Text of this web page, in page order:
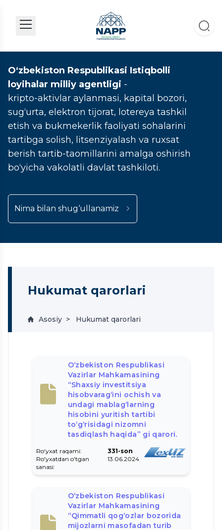
O‘zbekiston Respublikasi Istiqbolli
loyihalar milliy agentligi -
kripto-aktivlar aylanmasi, kapital bozori,
sug‘urta, elektron tijorat, lotereya tashkil
etish va bukmekerlik faoliyati sohalarini
tartibga solish, litsenziyalash va ruxsat
berish tartib-taomillarini amalga oshirish
bo‘yicha vakolatli davlat tashkiloti.
Nima bilan shug‘ullanamiz
Hukumat qarorlari
Asosiy Hukumat qarorlari
O‘zbekiston Respublikasi
Vazirlar Mahkamasining
“Shaxsiy investitsiya
hisobvarag‘ini ochish va
undagi mablag‘larning
hisobini yuritish tartibi
to‘g‘risidagi nizomni
tasdiqlash haqida” gi qarori.
Ro‘yxat raqami:
331-son
Ro'yxatdan o'tgan
sanasi:
13.06.2024
O‘zbekiston Respublikasi
Vazirlar Mahkamasining
“Qimmatli qog‘ozlar bozorida
mijozlarni masofadan turib